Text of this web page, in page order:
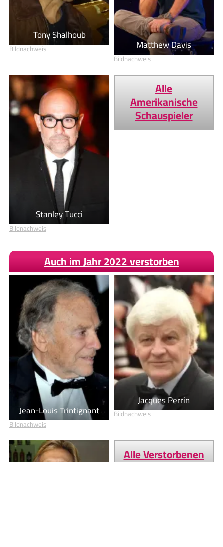
Tony Shalhoub
Bildnachweis Matthew Davis
Bildnachweis
Stanley Tucci
Bildnachweis
Alle
Amerikanische
Schauspieler
Auch im Jahr 2022 verstorben
Jean-Louis Trintignant
Bildnachweis
Jacques Perrin
Bildnachweis
Alle Verstorbenen
im Jahr 2022